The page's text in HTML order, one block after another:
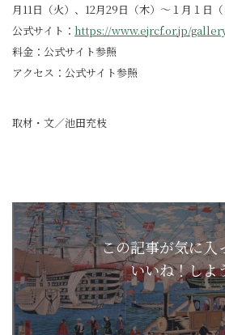
月11日（火）、12月29日（木）～１月１日（
公式サイト： https://www.ejrcf.or.jp/
料金：公式サイト参照
アクセス：公式サイト参照
取材・文／池田充枝
この記事が気に入
いいね！しよ